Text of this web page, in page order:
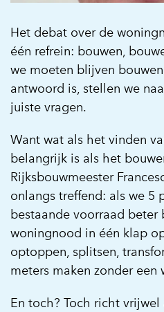
Het debat over de
één refrein: bouwen,
we moeten blijven
antwoord is, stellen we
juiste vragen.
Want wat als het vinden
belangrijk is als het
Rijksbouwmeester
onlangs treffend: als we 5
bestaande voorraad beter
woningnood in één klap
optoppen, splitsen,
meters maken zonder
En toch? Toch richt